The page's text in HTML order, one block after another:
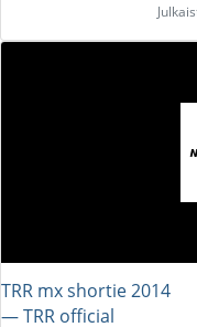
TRR mx shortie 2014
― TRR official